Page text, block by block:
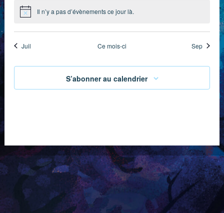
Notice Il n’y a pas d’évènements ce jour là.
Juil Ce mois-ci Sep
S’abonner au calendrier